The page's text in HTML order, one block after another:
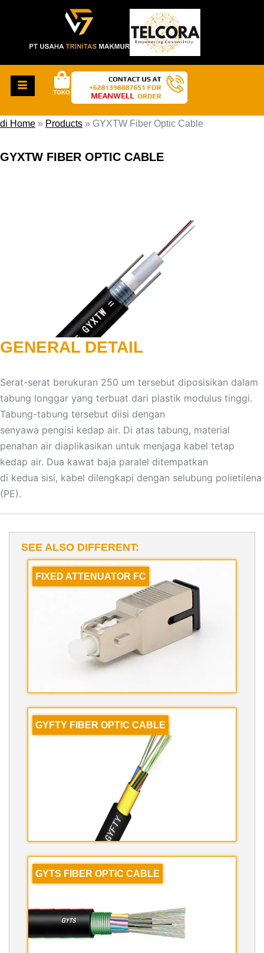
TOKO
di Home » Products » GYXTW Fiber Optic Cable
GYXTW FIBER OPTIC CABLE
GENERAL DETAIL
Serat-serat berukuran 250 um tersebut diposisikan dalam
tabung longgar yang terbuat dari plastik modulus tinggi.
Tabung-tabung tersebut diisi dengan
senyawa pengisi kedap air. Di atas tabung, material
penahan air diaplikasikan untuk menjaga kabel tetap
kedap air. Dua kawat baja paralel ditempatkan
di kedua sisi, kabel dilengkapi dengan selubung polietilena
(PE).
SEE ALSO DIFFERENT:
FIXED ATTENUATOR FC
GYFTY FIBER OPTIC CABLE
GYTS FIBER OPTIC CABLE